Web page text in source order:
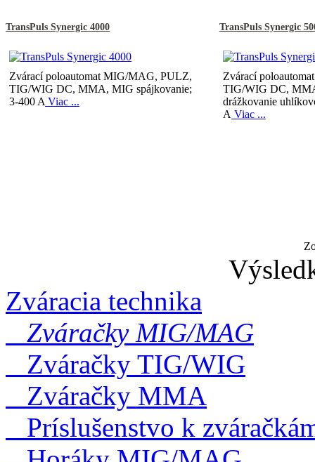
TransPuls Synergic 4000
Zvárací poloautomat MIG/MAG, PULZ,
TIG/WIG DC, MMA, MIG spájkovanie;
3-400 A Viac ...
TransPuls Synergic
Zvárací
TIG/WIG DC,
drážkovanie
A Viac ...
Zváracia technika
Zváračky MIG/MAG
Zváračky TIG/WIG
Zváračky MMA
Príslušenstvo k